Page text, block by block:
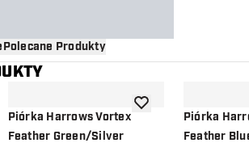
Polecane Produkty
listy życzeń
Piórka Harrows Vortex
Feather Green/Silver
dodaj do listy życzeń
Piórka
Feather